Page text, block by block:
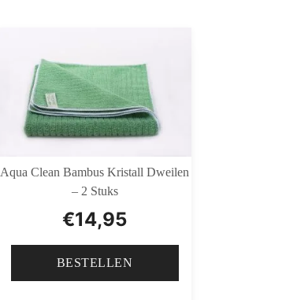
Aqua Clean Bambus Kristall Dweilen
– 2 Stuks
€14,95
BESTELLEN